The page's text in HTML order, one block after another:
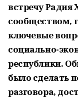
встречу Радия
сообществом,
ключевые
социально-
республики.
было сделать
разговора,